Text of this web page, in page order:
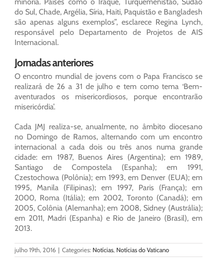
minoria. Países como o Iraque, Turquemenistão, Sudão
do Sul, Chade, Argélia, Síria, Haiti, Paquistão e Bangladesh
são apenas alguns exemplos”, esclarece Regina Lynch,
responsável pelo Departamento de Projetos de AIS
Internacional.
Jornadas anteriores
O encontro mundial de jovens com o Papa Francisco se
realizará de 26 a 31 de julho e tem como tema ‘Bem-
aventurados os misericordiosos, porque encontrarão
misericórdia’.
Cada JMJ realiza-se, anualmente, no âmbito diocesano
no Domingo de Ramos, alternando com um encontro
internacional a cada dois ou três anos numa grande
cidade: em 1987, Buenos Aires (Argentina); em 1989,
Santiago de Compostela (Espanha); em 1991,
Czestochowa (Polônia); em 1993, em Denver (EUA); em
1995, Manila (Filipinas); em 1997, Paris (França); em
2000, Roma (Itália); em 2002, Toronto (Canadá); em
2005, Colônia (Alemanha); em 2008, Sidney (Austrália);
em 2011, Madri (Espanha) e Rio de Janeiro (Brasil), em
2013.
julho 19th, 2016 | Categories: Notícias, Notícias do Vaticano